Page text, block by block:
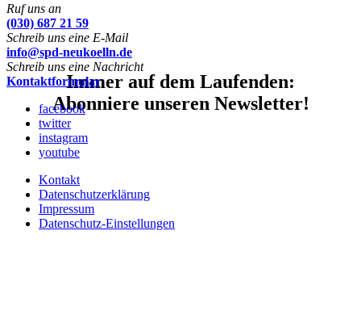
Immer auf dem Laufenden:
Abonniere unseren Newsletter!
Ruf uns an
(030) 687 21 59
Schreib uns eine E-Mail
info@spd-neukoelln.de
Schreib uns eine Nachricht
Kontaktformular
facebook
twitter
instagram
youtube
Kontakt
Datenschutzerklärung
Impressum
Datenschutz-Einstellungen